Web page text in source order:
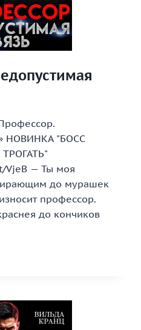
НОВИНКА "БОСС
VjeB — Ты моя
до мурашек
профессор.
до кончиков